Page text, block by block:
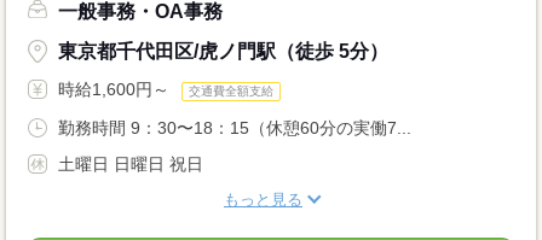
一般事務・OA事務
東京都千代田区/虎ノ門駅（徒歩 5分）
時給1,600円～ 交通費全額支給
勤務時間 9：30〜18：15（休憩60分の実働7...
土曜日 日曜日 祝日
もっと見る